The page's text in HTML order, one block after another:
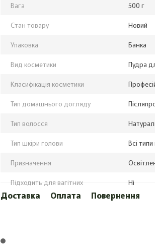
Вага 500 г
Стан товару Новий
Упаковка Банка
Вид косметики Пудра
Класифікація косметики
Тип домашнього догляду
Тип волосся
Тип шкіри голови Всі
Призначення
Підходить для вагітних Ні
Доставка Оплата Повернення